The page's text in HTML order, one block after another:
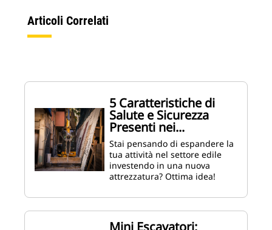
Articoli Correlati
5 Caratteristiche di
Salute e Sicurezza
Presenti nei...
Stai pensando di espandere la
tua attività nel settore edile
investendo in una nuova
attrezzatura? Ottima idea!
Mini Escavatori: